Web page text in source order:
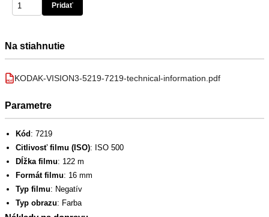
Pridať
Na stiahnutie
PDF KODAK-VISION3-5219-7219-technical-information.pdf
Parametre
Kód : 7219
Citlivosť filmu (ISO): ISO 500
Dĺžka filmu: 122 m
Formát filmu: 16 mm
Typ filmu: Negatív
Typ obrazu: Farba